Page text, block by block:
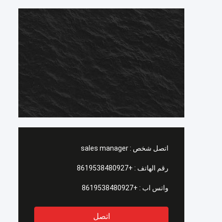
اتصل شخص :sales manager
رقم الهاتف : +8619538480927
واتس اب : +8619538480927
اتصل